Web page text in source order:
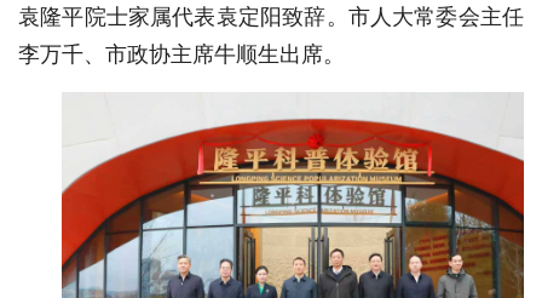
袁隆平院士家属代表袁定阳致辞。市人大常委会主任
李万千、市政协主席牛顺生出席。